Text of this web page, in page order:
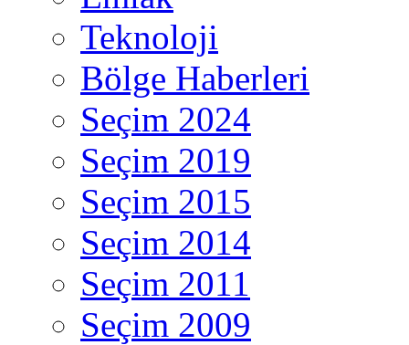
Teknoloji
Bölge Haberleri
Seçim 2024
Seçim 2019
Seçim 2015
Seçim 2014
Seçim 2011
Seçim 2009